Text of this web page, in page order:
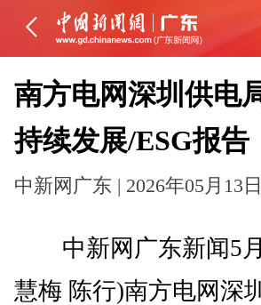
南方电网深圳供电
持续发展/ESG报告
中新网广东 | 2026年05月13
中新网广东新闻5月
慧梅 陈行)南方电网深